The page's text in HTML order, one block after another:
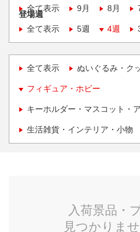
全て表示
9月 8月
登場週
全て表示
5週 4週
全て表示 ぬいぐるみ・ク
フィギュア・ホビー
キーホルダー・マスコット・
生活雑貨・インテリア・小物